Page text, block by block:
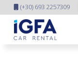
(+30) 693 2257309